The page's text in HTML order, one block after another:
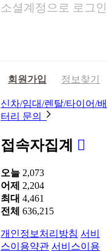
소셜계정으로 로그인
회원가입 정보찾기
신차/임대/렌탈/타이어/배
터리 문의
접속자집계
오늘 2,073
어제
2,204
최대 4,461
전체 636,215
개인정보처리방침 서비
스이용약관 서비스이용